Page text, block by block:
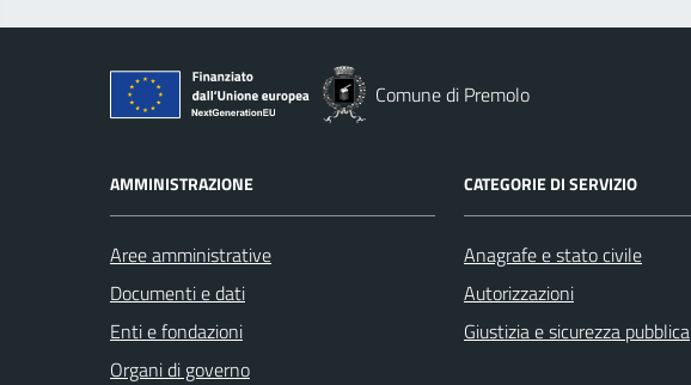
Comune di Premolo
AMMINISTRAZIONE
Aree amministrative
Documenti e dati
Enti e fondazioni
Organi di governo
CATEGORIE DI SERVIZIO
Anagrafe e stato civile
Autorizzazioni
Giustizia e sicurezza pubblica